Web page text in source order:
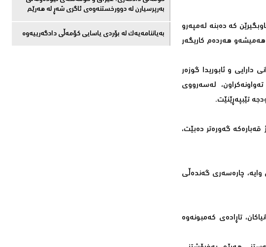
کە دەبنە لەمپەرو
هەمیشەو هەردەم کاریگەر
دارایی و ئابوریدا گوزەر
لەسەرووی
گەورەتر دەبێت،
چارەسەری گەندەڵی
تاڕادەی کەمبونەوە
بەرپرسیارن لە دوورخستنەوەى ئاگری شەڕ لە هەرێم
بەیاننامەیەک لە بۆردی یاسایی کۆمەڵی دادگەرییەوە